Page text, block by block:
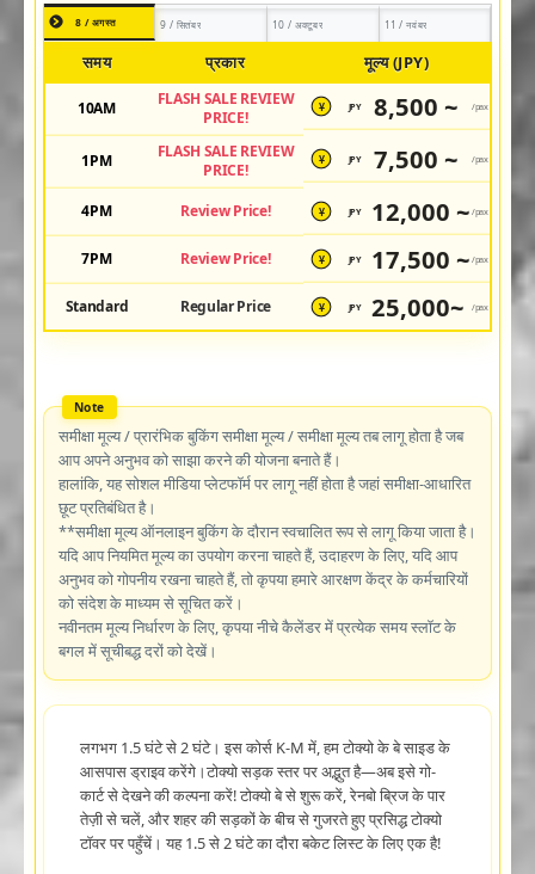
8 / अगस्त 9 / सितंबर 10 / अक्टूबर 11 / नवंबर
समय प्रकार मूल्य (JPY)
10AM
FLASH SALE REVIEW
PRICE!
¥ JPY 8,500 ~ /pax
1PM
FLASH SALE REVIEW
PRICE!
¥ JPY 7,500 ~ /pax
4PM Review Price! ¥ JPY 12,000 ~ /pax
7PM Review Price! ¥ JPY 17,500 ~ /pax
Standard Regular Price ¥ JPY 25,000~ /pax
समीक्षा मूल्य / प्रारंभिक बुकिंग समीक्षा मूल्य / समीक्षा मूल्य तब लागू होता है जब
आप अपने अनुभव को साझा करने की योजना बनाते हैं।
हालांकि, यह सोशल मीडिया प्लेटफॉर्म पर लागू नहीं होता है जहां समीक्षा-आधारित
छूट प्रतिबंधित है।
**समीक्षा मूल्य ऑनलाइन बुकिंग के दौरान स्वचालित रूप से लागू किया जाता है।
यदि आप नियमित मूल्य का उपयोग करना चाहते हैं, उदाहरण के लिए, यदि आप
अनुभव को गोपनीय रखना चाहते हैं, तो कृपया हमारे आरक्षण केंद्र के कर्मचारियों
को संदेश के माध्यम से सूचित करें।
नवीनतम मूल्य निर्धारण के लिए, कृपया नीचे कैलेंडर में प्रत्येक समय स्लॉट के
बगल में सूचीबद्ध दरों को देखें।
लगभग 1.5 घंटे से 2 घंटे। इस कोर्स K-M में, हम टोक्यो के बे साइड के
आसपास ड्राइव करेंगे।टोक्यो सड़क स्तर पर अद्भुत है—अब इसे गो-
कार्ट से देखने की कल्पना करें! टोक्यो बे से शुरू करें, रेनबो ब्रिज के पार
तेज़ी से चलें, और शहर की सड़कों के बीच से गुजरते हुए प्रसिद्ध टोक्यो
टॉवर पर पहुँचें। यह 1.5 से 2 घंटे का दौरा बकेट लिस्ट के लिए एक है!